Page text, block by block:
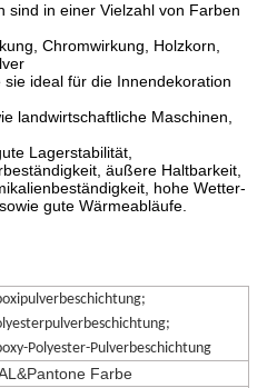
sind in einer Vielzahl von Farben
Chromwirkung, Holzkorn,
ideal für die Innendekoration
landwirtschaftliche Maschinen,
Lagerstabilität,
äußere Haltbarkeit,
hohe Wetter-
gute Wärmeabläufe.
Polyester-Pulverbeschichtung
Farbe